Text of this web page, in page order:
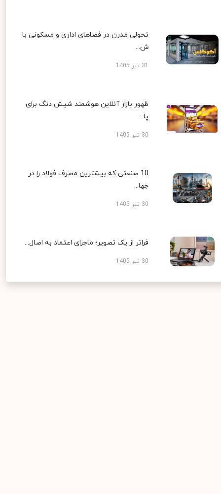
تحولی مدرن در فضاهای اداری و مسکونی با
ش...
ظهور بازار آنلاین هوشمند شیش دنگ برای
پا...
30 تیر 1405
10 صنعتی که بیشترین مصرف فولاد را در
جها...
30 تیر 1405
فراتر از یک تصویر؛ ماجرای اعتماد به اصال...
30 تیر 1405